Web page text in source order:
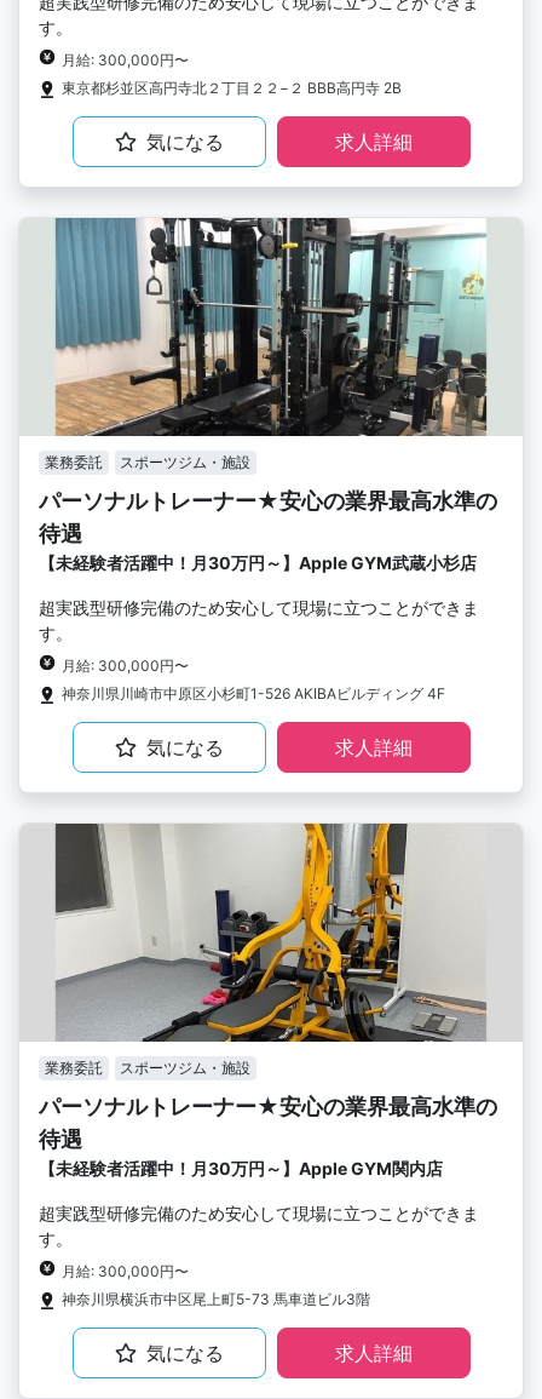
す。
月給: 300,000円〜
東京都杉並区高円寺北２丁目２２−２ BBB高円寺 2B
気になる 求人詳細
業務委託 スポーツジム・施設
パーソナルトレーナー★安心の業界最高水準の
待遇
【未経験者活躍中！月30万円～】Apple GYM武蔵小杉店
超実践型研修完備のため安心して現場に立つことができま
す。
月給: 300,000円〜
神奈川県川崎市中原区小杉町1-526 AKIBAビルディング 4F
気になる 求人詳細
業務委託 スポーツジム・施設
パーソナルトレーナー★安心の業界最高水準の
待遇
【未経験者活躍中！月30万円～】Apple GYM関内店
超実践型研修完備のため安心して現場に立つことができま
す。
月給: 300,000円〜
神奈川県横浜市中区尾上町5-73 馬車道ビル3階
気になる 求人詳細